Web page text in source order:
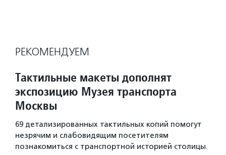
РЕКОМЕНДУЕМ
Тактильные макеты дополнят
экспозицию Музея транспорта
Москвы
69 детализированных тактильных копий помогут
незрячим и слабовидящим посетителям
познакомиться с транспортной историей столицы.